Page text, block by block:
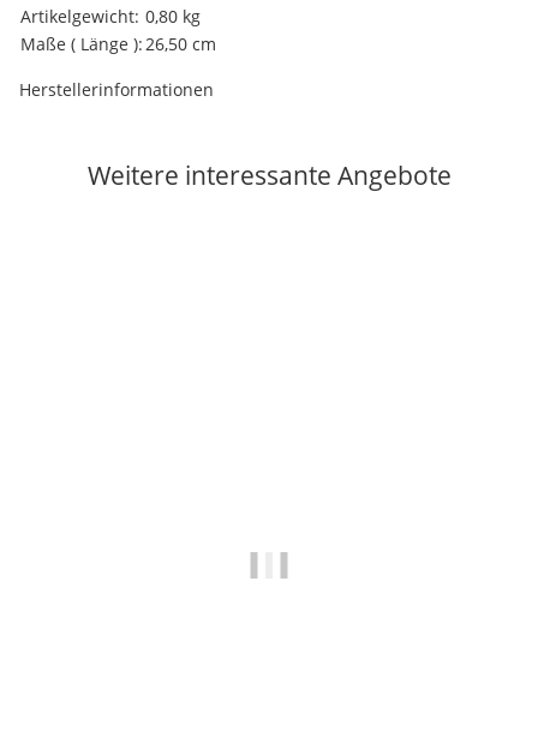
Produkteigenschaft
Wert
Artikelgewicht: 0,80 kg
Maße ( Länge ): 26,50 cm
Herstellerinformationen
Weitere interessante Angebote